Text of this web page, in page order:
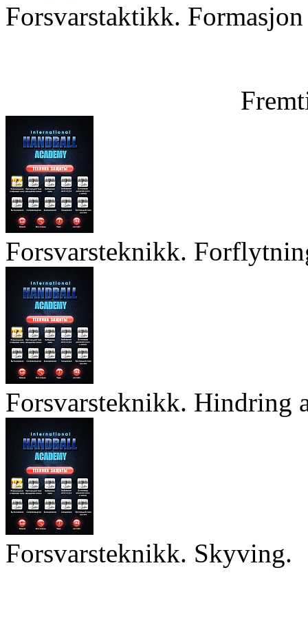
Forsvarstaktikk.
Forsvarsteknikk.
Forsvarsteknikk. Hindring
Forsvarsteknikk. Skyving.